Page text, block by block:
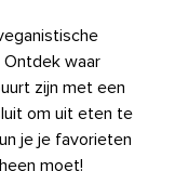
Ontdek waar
zijn met een
om uit eten te
je je favorieten
moet!